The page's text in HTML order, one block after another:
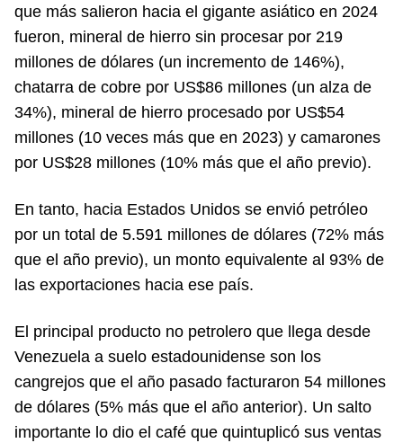
que más salieron hacia el gigante asiático en 2024
fueron, mineral de hierro sin procesar por 219
millones de dólares (un incremento de 146%),
chatarra de cobre por US$86 millones (un alza de
34%), mineral de hierro procesado por US$54
millones (10 veces más que en 2023) y camarones
por US$28 millones (10% más que el año previo).
En tanto, hacia Estados Unidos se envió petróleo
por un total de 5.591 millones de dólares (72% más
que el año previo), un monto equivalente al 93% de
las exportaciones hacia ese país.
El principal producto no petrolero que llega desde
Venezuela a suelo estadounidense son los
cangrejos que el año pasado facturaron 54 millones
de dólares (5% más que el año anterior). Un salto
importante lo dio el café que quintuplicó sus ventas